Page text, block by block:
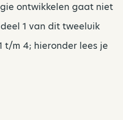
ontwikkelen gaat niet
1 van dit tweeluik
t/m 4; hieronder lees je